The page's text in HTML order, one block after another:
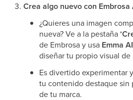
Crea algo nuevo con Embrosa
¿Quieres una imagen
nueva? Ve a la pestaña
de Embrosa y usa Emma
diseñar tu propio visual de
Es divertido experimentar
tu contenido destaque sin
de tu marca.